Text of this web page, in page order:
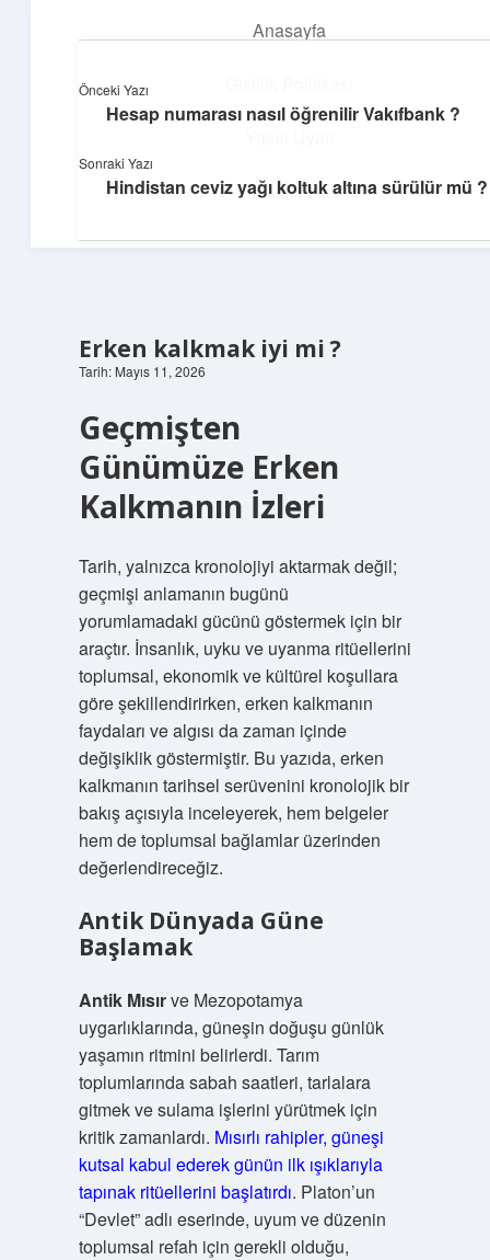
Anasayfa
Hakkımızda
Dijital Dünya Günlüğü
Erken kalkmak iyi mi ?
Tarih: Mayıs 11, 2026
Geçmişten
Günümüze Erken
Kalkmanın İzleri
Tarih, yalnızca kronolojiyi aktarmak değil;
geçmişi anlamanın bugünü
yorumlamadaki gücünü göstermek için bir
araçtır. İnsanlık, uyku ve uyanma ritüellerini
toplumsal, ekonomik ve kültürel koşullara
göre şekillendirirken, erken kalkmanın
faydaları ve algısı da zaman içinde
değişiklik göstermiştir. Bu yazıda, erken
kalkmanın tarihsel serüvenini kronolojik bir
bakış açısıyla inceleyerek, hem belgeler
hem de toplumsal bağlamlar üzerinden
değerlendireceğiz.
Antik Dünyada Güne
Başlamak
Antik Mısırve Mezopotamya
uygarlıklarında, güneşin doğuşu günlük
yaşamın ritmini belirlerdi. Tarım
toplumlarında sabah saatleri, tarlalara
gitmek ve sulama işlerini yürütmek için
kritik zamanlardı. Mısırlı rahipler, güneşi
kutsal kabul ederek günün ilk ışıklarıyla
tapınak ritüellerini başlatırdı. Platon’un
“Devlet” adlı eserinde, uyum ve düzenin
toplumsal refah için gerekli olduğu,
Önceki Yazı
Hesap numarası nasıl öğrenilir Vakıfbank ?
Sonraki Yazı
Hindistan ceviz yağı koltuk altına sürülür mü ?